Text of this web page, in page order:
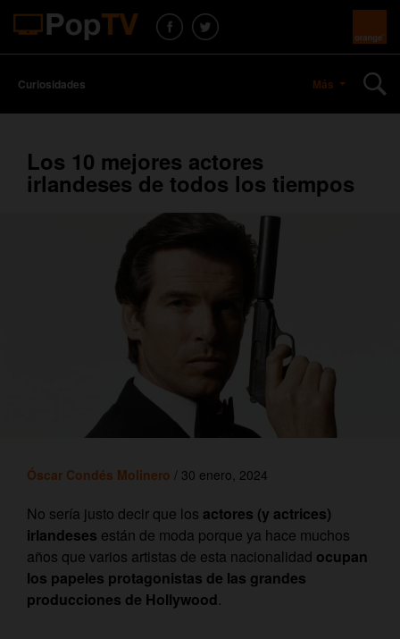
Curiosidades Más
Los 10 mejores actores
irlandeses de todos los tiempos
Óscar Condés Molinero / 30 enero, 2024
No sería justo decir que los actores (y actrices)
irlandeses están de moda porque ya hace muchos
años que varios artistas de esta nacionalidad ocupan
los papeles protagonistas de las grandes
producciones de Hollywood.